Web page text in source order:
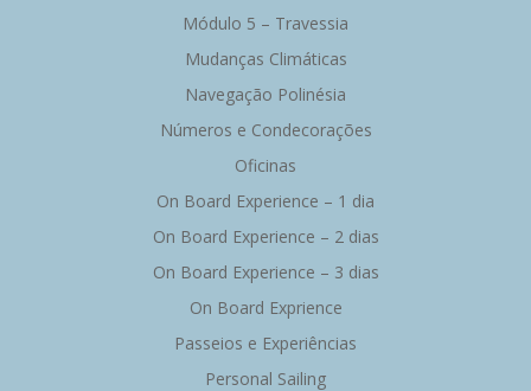
Módulo 5 – Travessia
Mudanças Climáticas
Navegação Polinésia
Números e Condecorações
Oficinas
On Board Experience – 1 dia
On Board Experience – 2 dias
On Board Experience – 3 dias
On Board Exprience
Passeios e Experiências
Personal Sailing